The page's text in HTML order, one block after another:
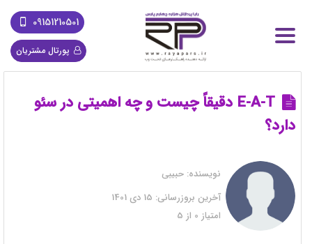
09151210501
پورتال مشتریان
E-A-T دقیقاً چیست و چه اهمیتی در سئو
دارد؟
نویسنده: حبیبی
آخرین بروزرسانی:
امتیاز 0 از 5